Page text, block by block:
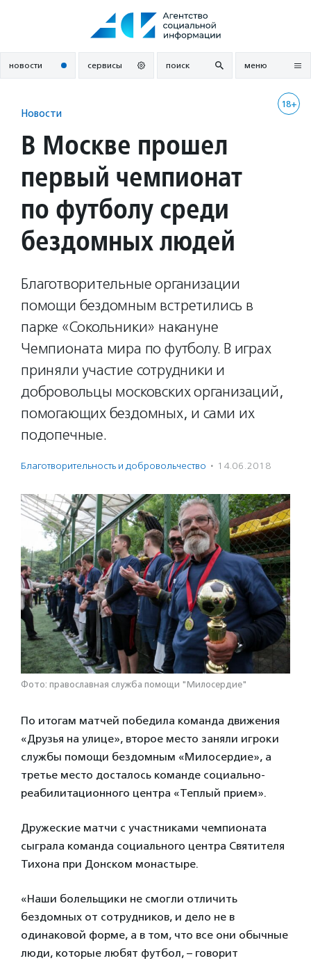
новости сервисы поиск меню
18+
Новости
В Москве прошел
первый чемпионат
по футболу среди
бездомных людей
Благотворительные организации
помощи бездомным встретились в
парке «Сокольники» накануне
Чемпионата мира по футболу. В играх
приняли участие сотрудники и
добровольцы московских организаций,
помогающих бездомных, и сами их
подопечные.
Благотвори­тель­ность и доброволь­чест­во · 14.06.2018
Фото: православная служба помощи "Милосердие"
По итогам матчей победила команда движения
«Друзья на улице», второе место заняли игроки
службы помощи бездомным «Милосердие», а
третье место досталось команде социально-
реабилитационного центра «Теплый прием».
Дружеские матчи с участниками чемпионата
сыграла команда социального центра Святителя
Тихона при Донском монастыре.
«Наши болельщики не смогли отличить
бездомных от сотрудников, и дело не в
одинаковой форме, а в том, что все они обычные
люди, которые любят футбол, – говорит